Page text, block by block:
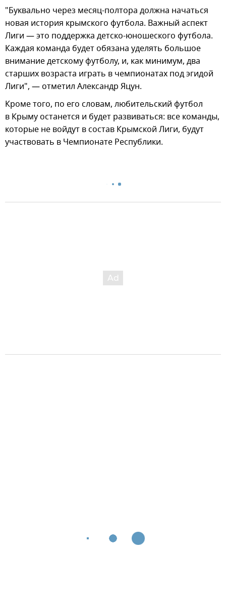
"Буквально через месяц-полтора должна начаться
новая история крымского футбола. Важный аспект
Лиги — это поддержка детско-юношеского футбола.
Каждая команда будет обязана уделять большое
внимание детскому футболу, и, как минимум, два
старших возраста играть в чемпионатах под эгидой
Лиги", — отметил Александр Яцун.
Кроме того, по его словам, любительский футбол
в Крыму останется и будет развиваться: все команды,
которые не войдут в состав Крымской Лиги, будут
участвовать в Чемпионате Республики.